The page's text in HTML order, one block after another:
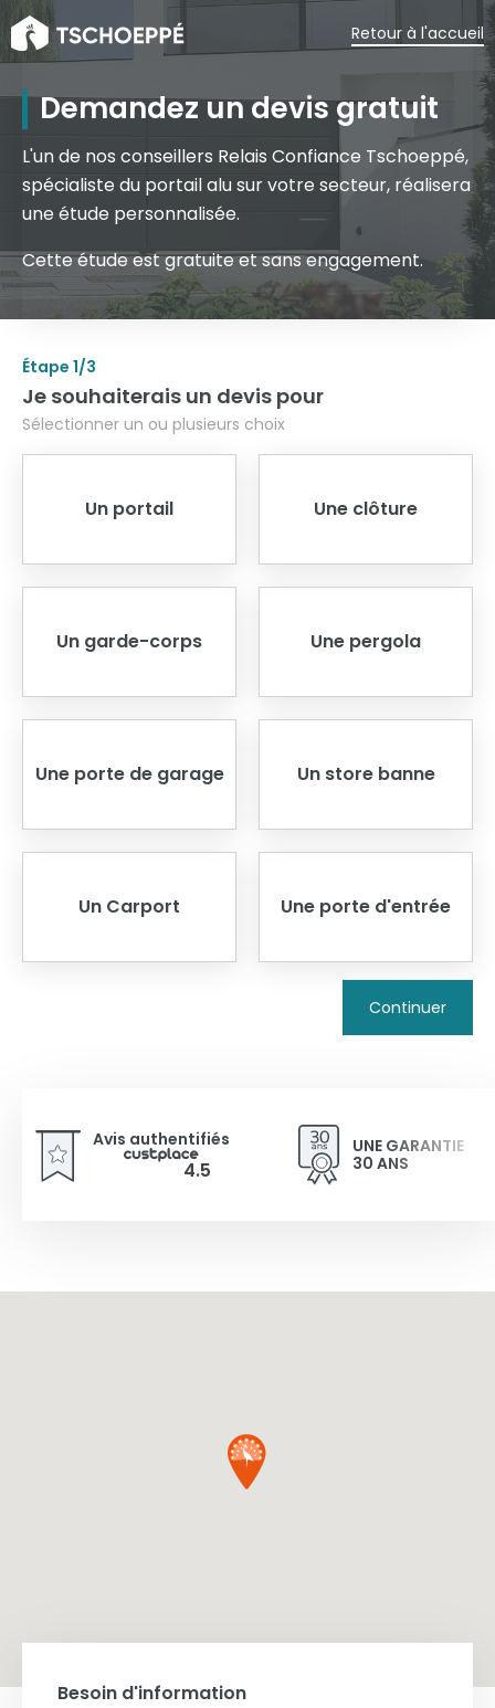
Retour à l'accueil
Demandez un devis gratuit
L'un de nos conseillers Relais Confiance Tschoeppé,
spécialiste du portail alu sur votre secteur, réalisera
une étude personnalisée.
Cette étude est gratuite et sans engagement.
Étape 1/3
Je souhaiterais un devis pour
Sélectionner un ou plusieurs choix
Un portail Une clôture
Un garde-corps Une pergola
Une porte de garage Un store banne
Un Carport Une porte d'entrée
Continuer
Avis authentifiés
4.5
UNE GARANTIE
30 ANS
Besoin d'information